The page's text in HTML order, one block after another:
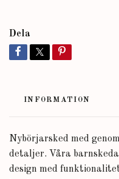
Dela
INFORMATION
Nybörjarsked med
detaljer. Våra
design med